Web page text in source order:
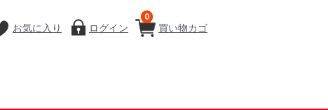
買い物カゴ
0
お気に入り ログイン